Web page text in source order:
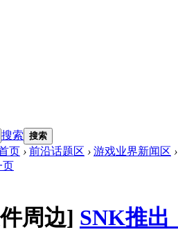
搜索 搜索
页 › 前沿话题区 › 游戏业界新闻区 ›
页
周边] SNK推出